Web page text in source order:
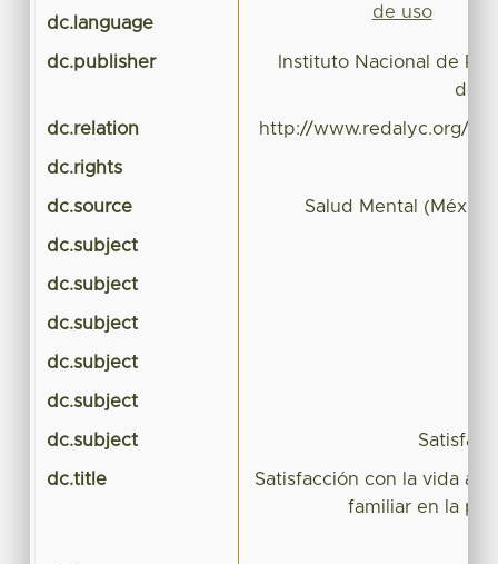
dc.language
dc.publisher
Instituto Nacional de
de
dc.relation http://www.redalyc.org/
dc.rights
dc.source Salud Mental
dc.subject
dc.subject
dc.subject
dc.subject
dc.subject
dc.subject
dc.title
Satisfacción con la vida
familiar en la
de uso